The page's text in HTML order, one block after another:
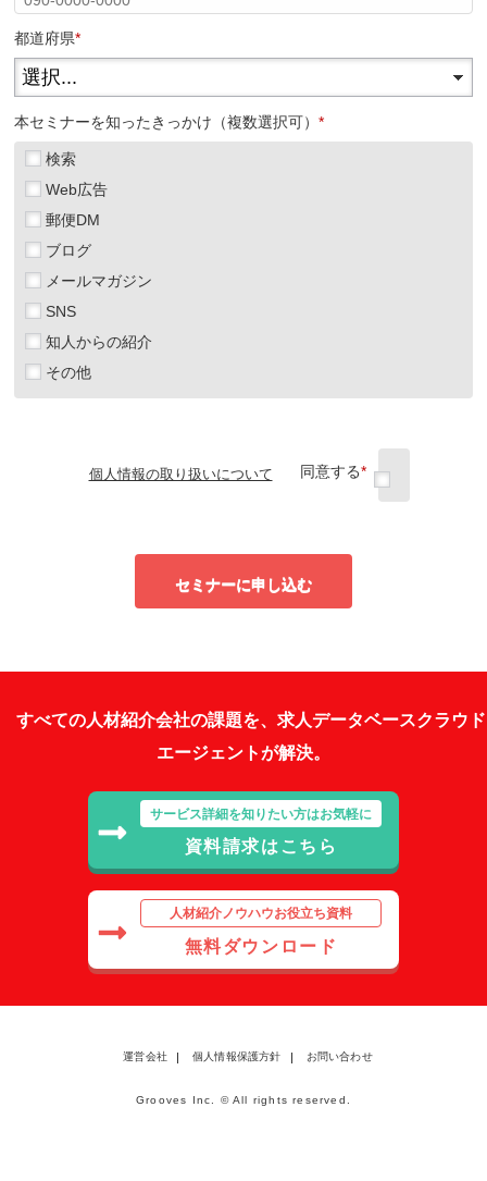
*
都道府県
*
本セミナーを知ったきっかけ（複数選択可）
検索
Web広告
郵便DM
ブログ
メールマガジン
SNS
知人からの紹介
その他
個人情報の取り扱いについて *
同意する
セミナーに申し込む
すべての人材紹介会社の課題を、求人データベースクラウド
エージェントが解決。
サービス詳細を知りたい方はお気軽に
資料請求はこちら
人材紹介ノウハウお役立ち資料
無料ダウンロード
運営会社 個人情報保護方針 お問い合わせ
Grooves Inc. © All rights reserved.